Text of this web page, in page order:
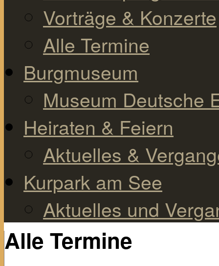
Vorträge & Konzerte
Alle Termine
Burgmuseum
Museum Deutsche
Heiraten & Feiern
Aktuelles &
Kurpark am See
Aktuelles und
Alle Termine